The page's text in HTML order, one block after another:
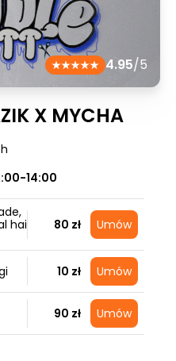
4.95/5
X MYCHA
14:00
hai
80 zł Umów
10 zł Umów
90 zł Umów